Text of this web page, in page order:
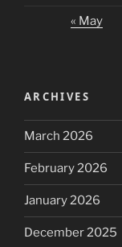
« May
ARCHIVES
March 2026
February 2026
January 2026
December 2025